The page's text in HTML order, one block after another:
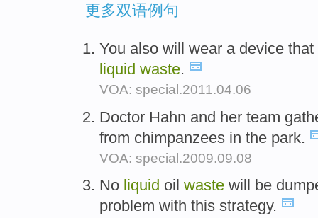
更多双语例句
You also will wear a device
liquid waste.
VOA: special.2011.04.06
Doctor Hahn and her team
from chimpanzees in the park.
VOA: special.2009.09.08
No liquid oil waste will be
problem with this strategy.